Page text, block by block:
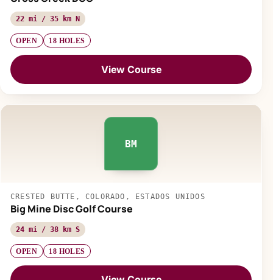
22 mi / 35 km N
OPEN 18 HOLES
View Course
BM
CRESTED BUTTE, COLORADO, ESTADOS UNIDOS
Big Mine Disc Golf Course
24 mi / 38 km S
OPEN 18 HOLES